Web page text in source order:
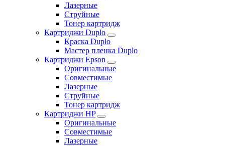
Лазерные
Струйные
Тонер картридж
Картриджи Duplo
Краска Duplo
Мастер пленка Duplo
Картриджи Epson
Оригинальные
Совместимые
Лазерные
Струйные
Тонер картридж
Картриджи HP
Оригинальные
Совместимые
Лазерные